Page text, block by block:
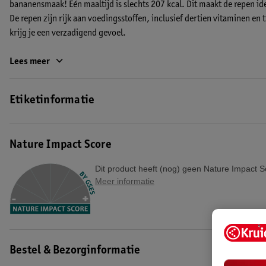
bananensmaak! Eén maaltijd is slechts 207 kcal. Dit maakt de repen
De repen zijn rijk aan voedingsstoffen, inclusief dertien vitaminen en
krijg je een verzadigend gevoel.
De maaltijdrepen van WeCare zijn de perfecte keuze om jouw gewicht
vezels en bevatten dertien vitaminen en tien mineralen.
Wil je graag de laatste kilo’s verliezen? Vervang dan twee maaltijden
EAN code:5410063042148,8710283637368
Lees meer
Etiketinformatie
Nature Impact Score
Dit product heeft (nog) geen Nature Impact
Meer informatie
Bestel & Bezorginformatie